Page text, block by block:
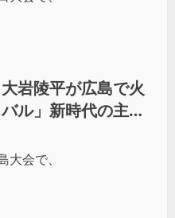
岩陵平が広島で火
ル」新時代の主役
会で、